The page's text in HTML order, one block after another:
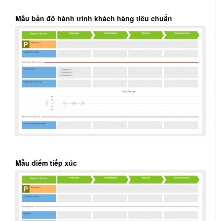
Mẫu bản đồ hành trình khách hàng tiêu chuẩn
Mẫu điểm tiếp xúc